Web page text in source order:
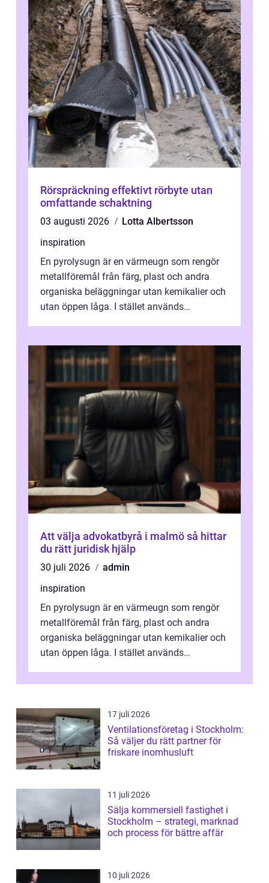
Rörspräckning effektivt rörbyte utan
omfattande schaktning
03 augusti 2026
Lotta Albertsson
inspiration
En pyrolysugn är en värmeugn som rengör
metallföremål från färg, plast och andra
organiska beläggningar utan kemikalier och
utan öppen låga. I stället används
Att välja advokatbyrå i malmö så hittar
du rätt juridisk hjälp
30 juli 2026
admin
inspiration
En pyrolysugn är en värmeugn som rengör
metallföremål från färg, plast och andra
organiska beläggningar utan kemikalier och
utan öppen låga. I stället används
17 juli 2026
Ventilationsföretag i Stockholm:
Så väljer du rätt partner för
friskare inomhusluft
11 juli 2026
Sälja kommersiell fastighet i
Stockholm – strategi, marknad
och process för bättre affär
10 juli 2026